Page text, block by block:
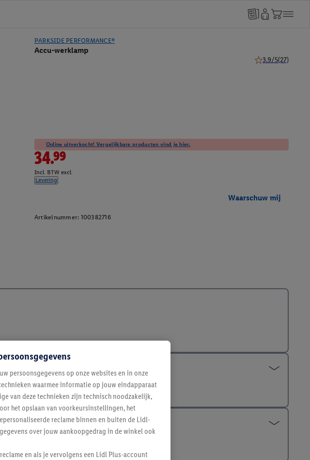
PARKSIDE PERFORMANCE®
Accu-werklamp
3.9/5(27)
Online uitverkocht! Vergelijkbare producten vind je hier.
34.99
Incl. BTW excl.
Levering
Waarschuw mij
Artikelnummer: 100382716
persoonsgegevens op onze websites en in onze
waarmee informatie op jouw eindapparaat
van deze technieken zijn technisch noodzakelijk,
het opslaan van voorkeursinstellingen, het
reclame binnen en buiten de Lidl-
over jouw aankoopgedrag in de winkel ook
en als je vervolgens een Lidl Plus-account